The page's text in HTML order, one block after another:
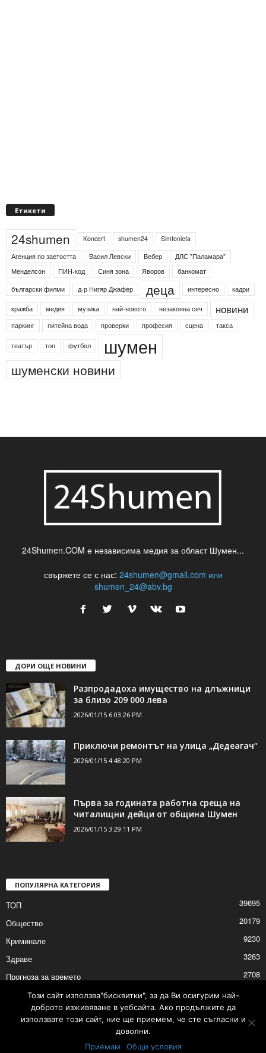
Етикети
24shumen Koncert shumen24
Simfonieta
Агенция по заетостта
Васил Левски Вебер
ДЛС "Паламара"
Менделсон
ПИН-код Синя зона Яворов
банкомат
български филми
д-р Нигяр Джафер деца интересно кадри
кражба медия музика най-новото незаконна сеч новини
паркинг питейна вода проверки професия сцена такса
театър топ футбол шумен
шуменски новини
24Shumen.COM е независима медия за област Шумен...
свържете се с нас: 24shumen@gmail.com или
shumen_24@abv.bg
ДОРИ ОЩЕ НОВИНИ
Разпродадоха имущество на длъжници
за близо 209 000 лева
2026/01/15 6:03:26 PM
Приключи ремонтът на улица „Дедеагач“
2026/01/15 4:48:20 PM
Първа за годината работна среща на
читалищни дейци от община Шумен
2026/01/15 3:29:11 PM
ПОПУЛЯРНА КАТЕГОРИЯ
ТОП
39695
Общество
20179
Криминале
9230
Здраве
3263
Прогноза за времето
2708
Политика
Култура
Този сайт използва"бисквитки", за да Ви осигурим най-
доброто изживяване в уебсайта. Ако продължите да
използвате този сайт, ние ще приемем, че сте съгласни и
доволни.
Приемам
Общи условия